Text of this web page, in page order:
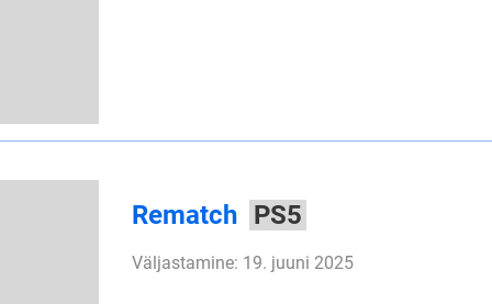
Rematch PS5
Väljastamine: 19. juuni 2025